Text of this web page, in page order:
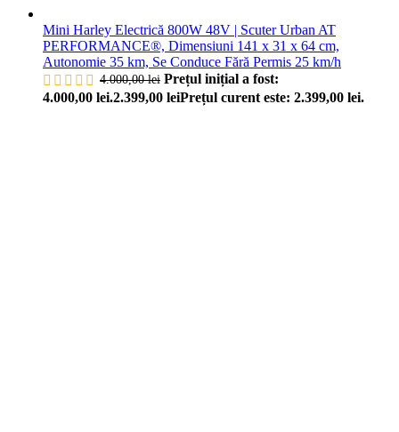
Mini Harley Electrică 800W 48V | Scuter Urban AT
PERFORMANCE®, Dimensiuni 141 x 31 x 64 cm,
Autonomie 35 km, Se Conduce Fără Permis 25 km/h
4.000,00lei Prețul inițial a fost:
4.000,00 lei.2.399,00 leiPrețul curent este: 2.399,00 lei.